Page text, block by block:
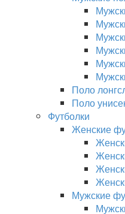
Поло
Поло
Футболки
Женские
Мужские